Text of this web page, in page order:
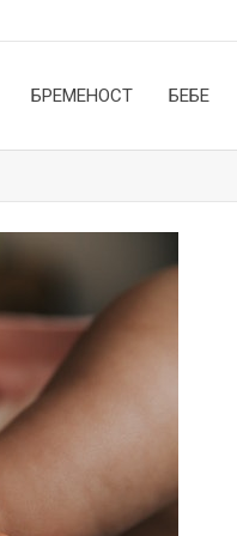
БРЕМЕНОСТ БЕБЕ